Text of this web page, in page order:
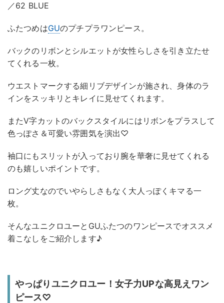
／62 BLUE
ふたつめはGUのプチプラワンピース。
バックのリボンとシルエットが女性らしさを引き立たせ
てくれる一枚。
ウエストマークする細リブデザインが施され、身体のラ
インをスッキリとキレイに見せてくれます。
またV字カットのバックスタイルにはリボンをプラスして
色っぽさ＆可愛い雰囲気を演出♡
袖口にもスリットが入っており腕を華奢に見せてくれる
のも嬉しいポイントです。
ロング丈なのでいやらしさもなく大人っぽくキマる一
枚。
そんなユニクロユーとGUふたつのワンピースでオススメ
着こなしをご紹介します♪
やっぱりユニクロユー！女子力UPな高見えワン
ピース♡